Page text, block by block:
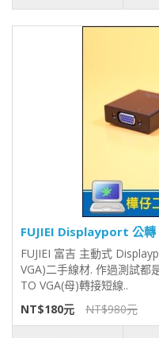
FUJIEI Displayport 公轉
FUJIEI 富吉 主動式
VGA)二手線材. 作過測試都
TO VGA(母)轉接短線..
NT$180元
NT$980元